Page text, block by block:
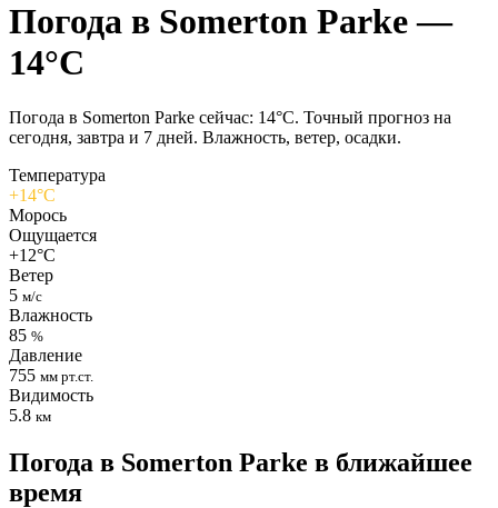
Погода в Somerton Parkе —
14°C
Погода в Somerton Parkе сейчас: 14°C. Точный прогноз на
сегодня, завтра и 7 дней. Влажность, ветер, осадки.
Температура
+14°C
Морось
Ощущается
+12°C
Ветер
5 м/с
Влажность
85 %
Давление
755 мм рт.ст.
Видимость
5.8 км
Погода в Somerton Parkе в ближайшее
время